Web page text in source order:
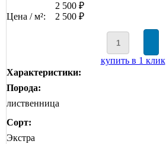
2 500 ₽
Цена / м²:
2 500 ₽
купить в 1 клик
Характеристики:
Порода:
лиственница
Сорт:
Экстра